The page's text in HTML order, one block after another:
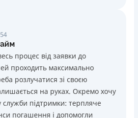
ЗАЙМ
историей.
на банковскую карту сразу после
договора о предоставлении
-99% постоянным клиентам на
программе лояльности
для постоянных клиентов
в Viber, Telegram,
процес від заявки до
проходить максимально
розлучатися зі своєю
на руках. Окремо хочу
служби підтримки: терпляче
погашення і допомогли